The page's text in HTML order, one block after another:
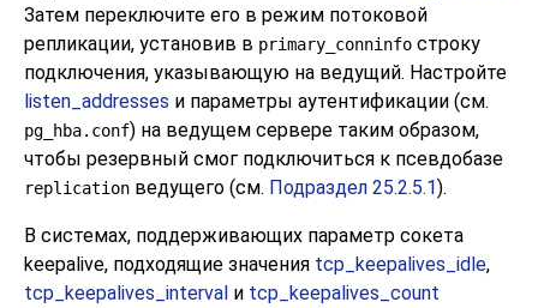
Затем переключите его в режим потоковой
репликации, установив в primary_conninfo строку
подключения, указывающую на ведущий. Настройте
listen_addresses и параметры аутентификации (см.
pg_hba.conf) на ведущем сервере таким образом,
чтобы резервный смог подключиться к псевдобазе
replication ведущего (см. Подраздел 25.2.5.1).
В системах, поддерживающих параметр сокета
keepalive, подходящие значения tcp_keepalives_idle,
tcp_keepalives_interval и tcp_keepalives_count